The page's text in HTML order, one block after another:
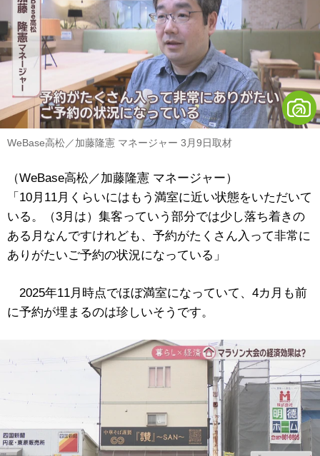
WeBase高松／加藤隆憲 マネージャー 3月9日取材
（WeBase高松／加藤隆憲 マネージャー）
「10月11月くらいにはもう満室に近い状態をいただいて
いる。（3月は）集客っていう部分では少し落ち着きの
ある月なんですけれども、予約がたくさん入って非常に
ありがたいご予約の状況になっている」
2025年11月時点でほぼ満室になっていて、4カ月も前
に予約が埋まるのは珍しいそうです。